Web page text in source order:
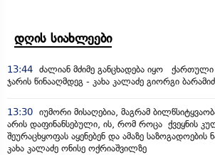
დღის სიახლეები
13:44 ძალიან მძიმე განცხადება იყო
ჯარის წინააღმდეგ - კახა კალაძე გიორგი
13:30 იუმორი მისაღებია, მაგრამ
არის დაფინანსებული, ის, რომ როცა ქვეყნის
შეურაცხყოფას აყენებენ და ამაზე საზოგადოების
კახა კალაძე ონისე ოქრიაშვილზე